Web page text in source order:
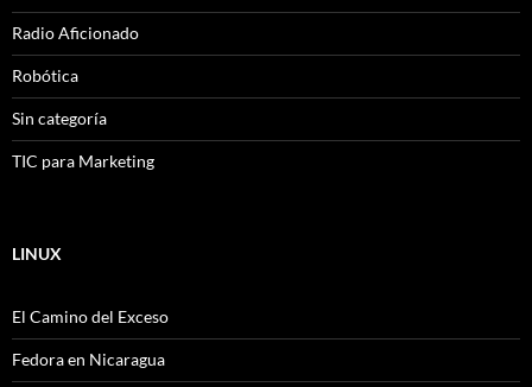
Radio Aficionado
Robótica
Sin categoría
TIC para Marketing
LINUX
El Camino del Exceso
Fedora en Nicaragua